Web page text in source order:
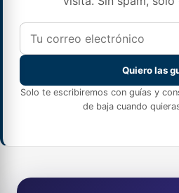
Quiero las
Solo te escribiremos con guías y
de baja cuando